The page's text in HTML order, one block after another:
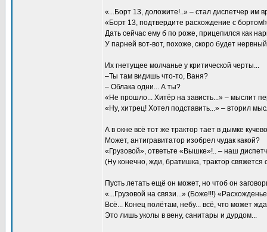
«...Борт 13, доложите!..» – стал диспетчер им
«Борт 13, подтвердите расхождение с
Дать сейчас ему б по роже, прицепился как
У парней вот-вот, похоже, скоро будет
Их гнетущее молчанье у критической черты...
–Ты там видишь что-то, Ваня?
– Облака одни... А ты?
«Не прошло... Хитёр на зависть...» – мыслит
«Ну, хитрец! Хотел подставить...» – вторил
А в окне всё тот же трактор тает в дымке
Может, антигравитатор изобрел чудак какой?
«Грузовой», ответьте «Вышке»!.. – наш
(Ну конечно, жди, братишка, трактор свяжется
Пусть летать ещё он может, но чтоб он
«...Грузовой на связи...» (Боже!!!)
Всё... Конец полётам, небу... всё, что может
Это лишь уколы в вену, санитары и дурдом...